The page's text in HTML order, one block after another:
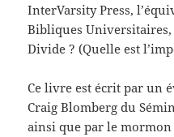
InterVarsity Press,
Bibliques Universitaires,
Divide ? (Quelle est
Ce livre est écrit par un
Craig Blomberg du
ainsi que par le mormon